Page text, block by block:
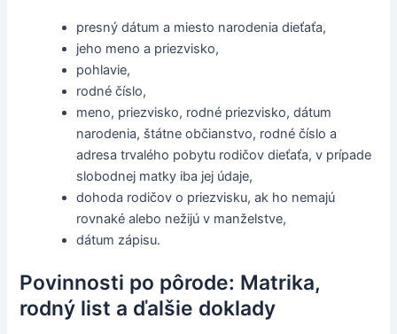
presný dátum a miesto narodenia dieťaťa,
jeho meno a priezvisko,
pohlavie,
rodné číslo,
meno, priezvisko, rodné priezvisko, dátum
narodenia, štátne občianstvo, rodné číslo a
adresa trvalého pobytu rodičov dieťaťa, v prípade
slobodnej matky iba jej údaje,
dohoda rodičov o priezvisku, ak ho nemajú
rovnaké alebo nežijú v manželstve,
dátum zápisu.
Povinnosti po pôrode: Matrika,
rodný list a ďalšie doklady